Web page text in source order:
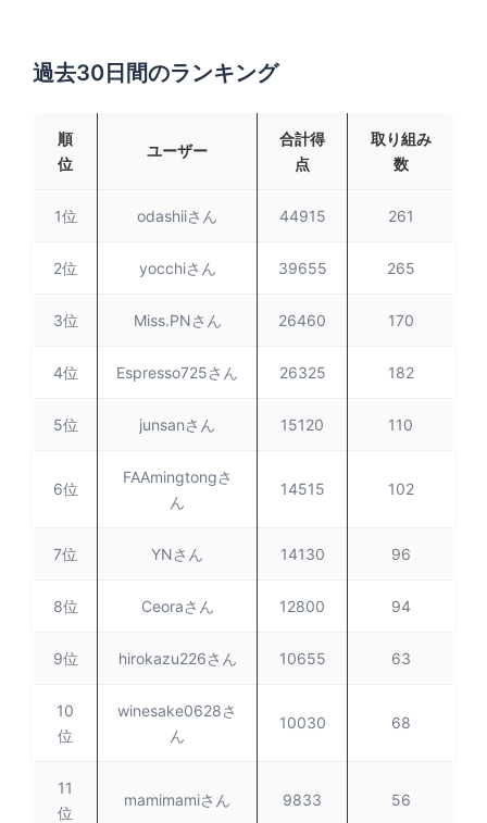
過去30日間のランキング
順
位
ユーザー
合計得
点
取り組み
数
1位 odashiiさん 44915 261
2位 yocchiさん 39655 265
3位 Miss.PNさん 26460 170
4位 Espresso725さん 26325 182
5位 junsanさん 15120 110
6位
FAAmingtongさ
ん
14515 102
7位 YNさん 14130 96
8位 Ceoraさん 12800 94
9位 hirokazu226さん 10655 63
10
位
winesake0628さ
ん
10030 68
11
位
mamimamiさん 9833 56